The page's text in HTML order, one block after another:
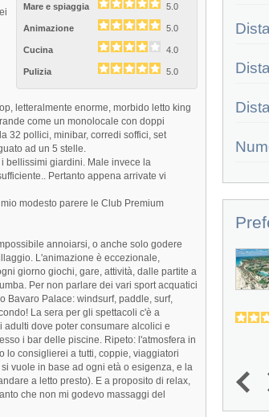
Mare e spiaggia 5.0
Animazione 5.0
Cucina 4.0
Pulizia 5.0
letteralmente enorme, morbido letto king
come un monolocale con doppi
32 pollici, minibar, corredi soffici, set
ad un 5 stelle.
bellissimi giardini. Male invece la
Pertanto appena arrivate vi
modesto parere le Club Premium
annoiarsi, o anche solo godere
L'animazione è eccezionale,
giorno giochi, gare, attività, dalle partite a
Per non parlare dei vari sport acquatici
Bavaro Palace: windsurf, paddle, surf,
La sera per gli spettacoli c'è a
dove poter consumare alcolici e
i bar delle piscine. Ripeto: l'atmosfera in
lo consiglierei a tutti, coppie, viaggiatori
vuole in base ad ogni età o esigenza, e la
a letto presto). E a proposito di relax,
che non mi godevo massaggi del
Barceló Bavaro Beach
Il prestigioso Barceló Bavaro Beach
Resort è proposto in Italia da...
4.8
1 2 3 4